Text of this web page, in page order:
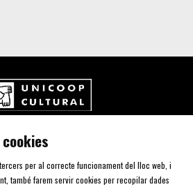
80 (Plaça de Cal Font)
Telf. 93 805 00 75
per al correcte funcionament del lloc web, i
també farem servir cookies per recopilar dades